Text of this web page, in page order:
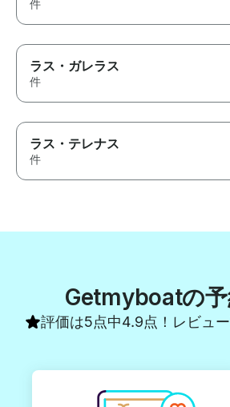
件
ラス・ガレラス
件
ラス・テレナス
件
Getmyboatの
評価は5点中4.9点！レビュ